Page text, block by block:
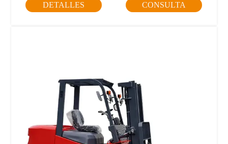
DETALLES CONSULTA